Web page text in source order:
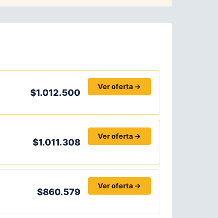
$1.012.500
Ver oferta →
$1.011.308
Ver oferta →
$860.579
Ver oferta →